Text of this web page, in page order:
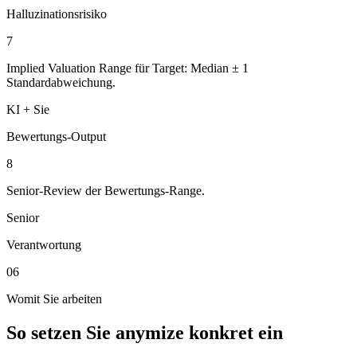
Halluzinationsrisiko
7
Implied Valuation Range für Target: Median ± 1
Standardabweichung.
KI + Sie
Bewertungs-Output
8
Senior-Review der Bewertungs-Range.
Senior
Verantwortung
06
Womit Sie arbeiten
So setzen Sie anymize konkret ein